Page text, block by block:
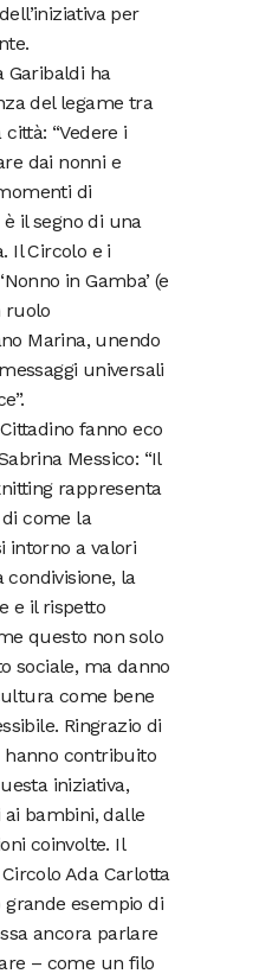
per
Garibaldi ha
del legame tra
“Vedere i
dai nonni e
di
il segno di una
Il Circolo e i
in Gamba’ (e
ruolo
Marina, unendo
universali
fanno eco
Messico: “Il
rappresenta
come la
intorno a valori
la
e il rispetto
questo non solo
sociale, ma danno
come bene
Ringrazio di
contribuito
iniziativa,
bambini, dalle
coinvolte. Il
Ada Carlotta
esempio di
ancora parlare
– come un filo